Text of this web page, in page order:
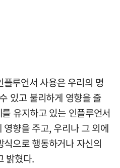
루언서 사용은 우리의 명
있고 불리하게 영향을 줄
유지하고 있는 인플루언서
향을 주고, 우리나 그 외에
으로 행동하거나 자신의
밝혔다.